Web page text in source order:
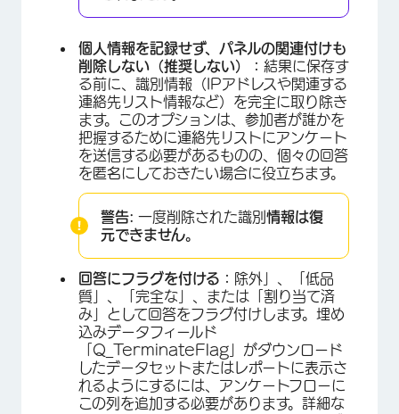
×
×
個人情報を記録せず、パネルの関連付けも
削除しない（推奨しない）： 結果に保存す
る前に、識別情報（IPアドレスや関連する
連絡先リスト情報など）を完全に取り除き
ます。このオプションは、参加者が誰かを
把握するために連絡先リストにアンケート
を送信する必要があるものの、個々の回答
を匿名にしておきたい場合に役立ちます。
警告: 一度削除された識別 情報は復
元できません。
回答にフラグを付ける： 除外」、「低品
質」、「完全な」、または「割り当て済
み」として回答をフラグ付けします。埋め
込みデータフィールド
「Q_TerminateFlag」がダウンロード
したデータセットまたはレポートに表示さ
れるようにするには、アンケートフローに
この列を追加する必要があります。詳細な